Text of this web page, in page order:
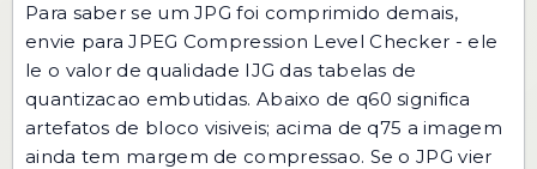
Para saber se um JPG foi comprimido demais,
envie paraJPEG Compression Level Checker - ele
le o valor de qualidade IJG das tabelas de
quantizacao embutidas. Abaixo de q60 significa
artefatos de bloco visiveis; acima de q75 a imagem
ainda tem margem de compressao. Se o JPG vier